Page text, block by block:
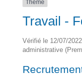
Thème
Travail -
Vérifié le 12/07/
administrative